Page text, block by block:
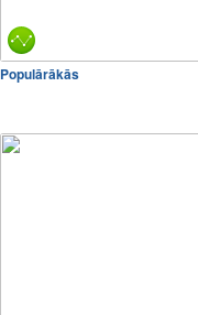
Populārākās